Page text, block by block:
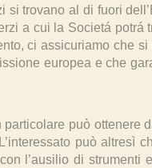
si trovano al di fuori
a cui la Societá potrá
ci assicuriamo che si
europea e che
può ottenere
può altresì
l’ausilio di strumenti